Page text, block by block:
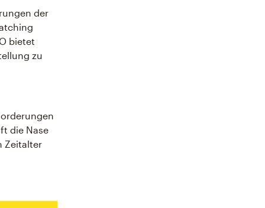
der
bietet
zu
die Nase
Zeitalter